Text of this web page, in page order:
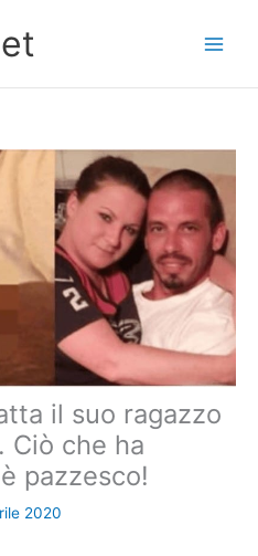
il suo ragazzo
Ciò che ha
pazzesco!
2020